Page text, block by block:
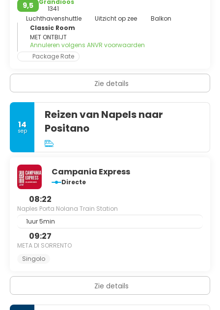
9,5
Grandioos
1341
Luchthavenshuttle
Uitzicht op zee
Balkon
Classic Room
MET ONTBIJT
Annuleren volgens ANVR voorwaarden
Package Rate
Zie details
14
sep
Reizen van Napels naar
Positano
Campania Express
Directe
08:22
Naples Porta Nolana Train Station
1uur 5min
09:27
META DI SORRENTO
Singolo
Zie details